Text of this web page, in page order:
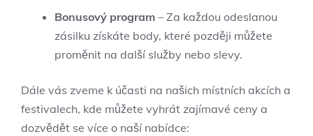
Bonusový program – Za každou odeslanou
zásilku získáte body, které později můžete
proměnit na další služby nebo slevy.
Dále vás zveme k účasti na našich místních akcích a
festivalech, kde můžete vyhrát zajímavé ceny a
dozvědět se více o naší nabídce: